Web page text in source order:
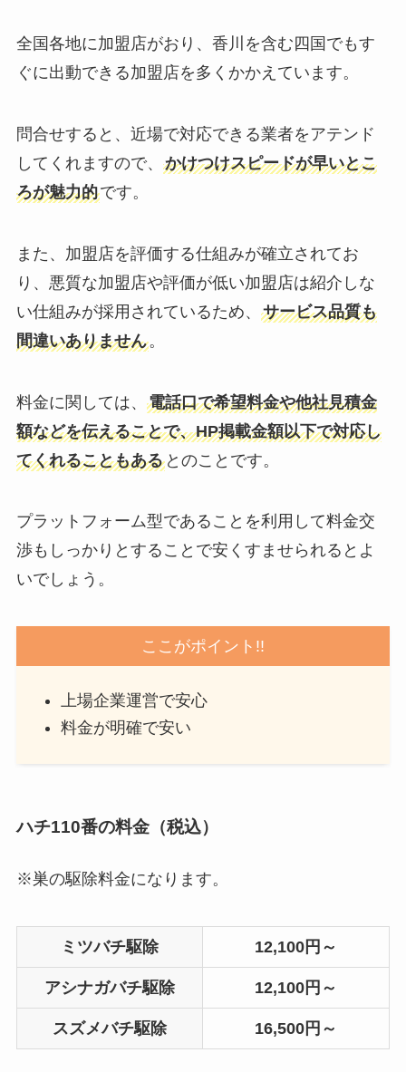
全国各地に加盟店がおり、香川を含む四国でもす
ぐに出動できる加盟店を多くかかえています。
問合せすると、近場で対応できる業者をアテンド
してくれますので、 かけつけスピードが早いとこ
ろが魅力的です。
また、加盟店を評価する仕組みが確立されてお
り、悪質な加盟店や評価が低い加盟店は紹介しな
い仕組みが採用されているため、 サービス品質も
間違いありません。
料金に関しては、 電話口で希望料金や他社見積金
額などを伝えることで、HP掲載金額以下で対応し
てくれることもあるとのことです。
プラットフォーム型であることを利用して料金交
渉もしっかりとすることで安くすませられるとよ
いでしょう。
ここがポイント!!
上場企業運営で安心
料金が明確で安い
ハチ110番の料金（税込）
※巣の駆除料金になります。
ミツバチ駆除 12,100円～
アシナガバチ駆除 12,100円～
スズメバチ駆除 16,500円～